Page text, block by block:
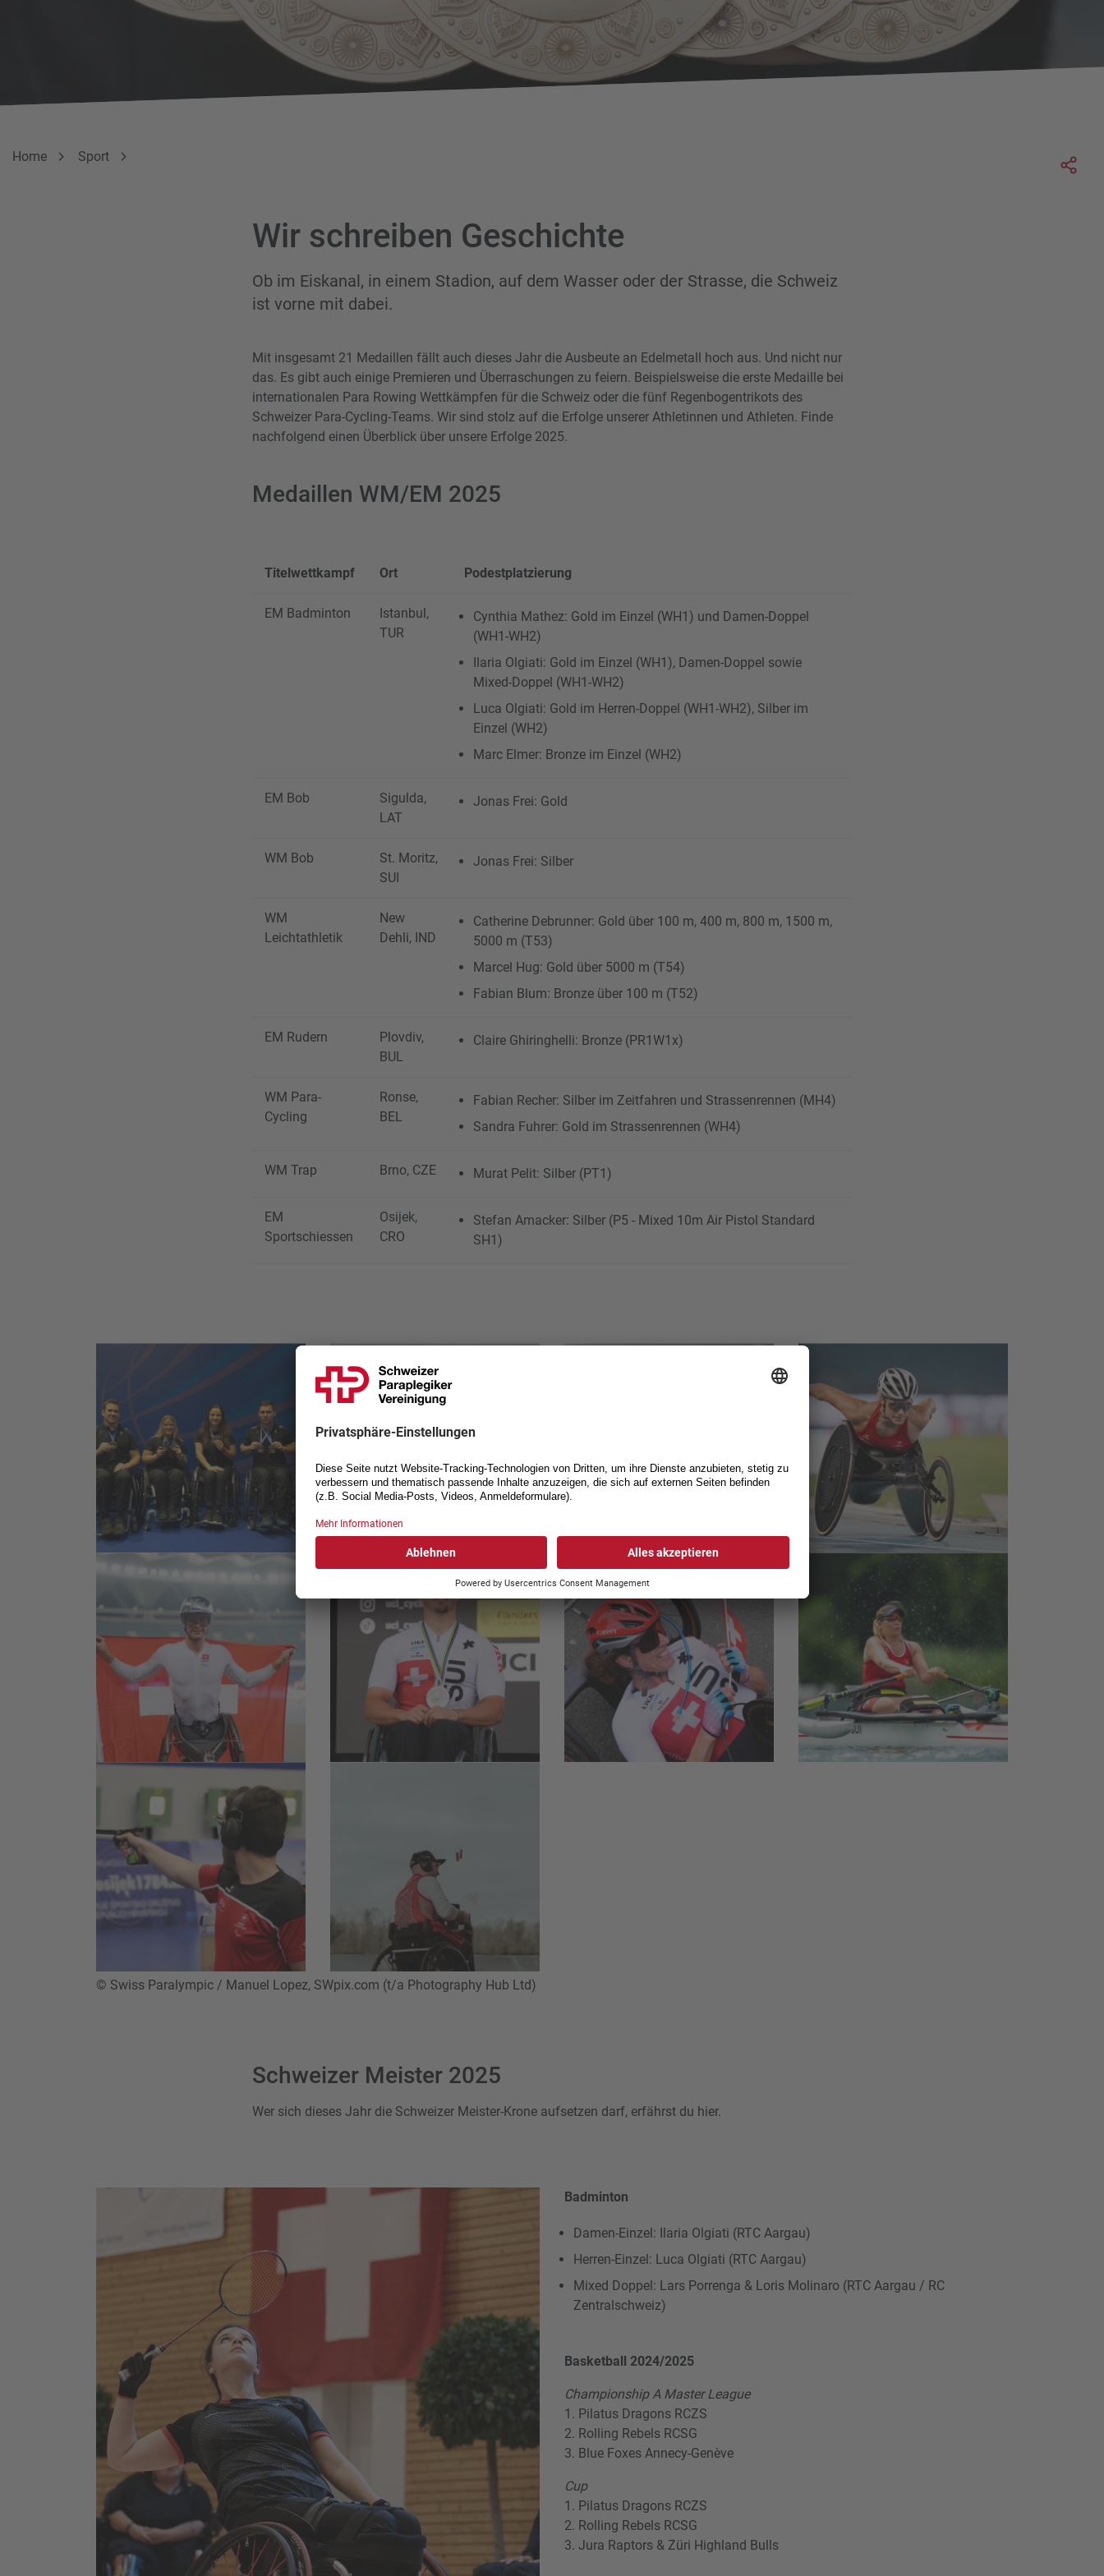
Breadcrumbnavigation
Sie befinden sich hier:
Home Sport
Wir schreiben Geschichte
Ob im Eiskanal, in einem Stadion, auf dem Wasser oder der Strasse, die Schweiz
ist vorne mit dabei.
Mit insgesamt 21 Medaillen fällt auch dieses Jahr die Ausbeute an Edelmetall hoch aus. Und nicht nur
das. Es gibt auch einige Premieren und Überraschungen zu feiern. Beispielsweise die erste Medaille bei
internationalen Para Rowing Wettkämpfen für die Schweiz oder die fünf Regenbogentrikots des
Schweizer Para-Cycling-Teams. Wir sind stolz auf die Erfolge unserer Athletinnen und Athleten. Finde
nachfolgend einen Überblick über unsere Erfolge 2025.
Medaillen WM/EM 2025
Titelwettkampf Ort Podestplatzierung
EM Badminton
Istanbul,
TUR
Cynthia Mathez: Gold im Einzel (WH1) und Damen-Doppel
(WH1-WH2)
Ilaria Olgiati: Gold im Einzel (WH1), Damen-Doppel sowie
Mixed-Doppel (WH1-WH2)
Luca Olgiati: Gold im Herren-Doppel (WH1-WH2), Silber im
Einzel (WH2)
Marc Elmer: Bronze im Einzel (WH2)
EM Bob
Sigulda,
LAT
Jonas Frei: Gold
WM Bob
St. Moritz,
SUI
Jonas Frei: Silber
WM
Leichtathletik
New
Dehli, IND
Catherine Debrunner: Gold über 100 m, 400 m, 800 m, 1500 m,
5000 m (T53)
Marcel Hug: Gold über 5000 m (T54)
Fabian Blum: Bronze über 100 m (T52)
EM Rudern
Plovdiv,
BUL
Claire Ghiringhelli: Bronze (PR1W1x)
WM Para-
Cycling
Ronse,
BEL
Fabian Recher: Silber im Zeitfahren und Strassenrennen (MH4)
Sandra Fuhrer: Gold im Strassenrennen (WH4)
WM Trap Brno, CZE Murat Pelit: Silber (PT1)
EM
Sportschiessen
Osijek,
CRO
Stefan Amacker: Silber (P5 - Mixed 10m Air Pistol Standard
SH1)
© Swiss Paralympic / Manuel Lopez, SWpix.com (t/a Photography Hub Ltd)
Schweizer Meister 2025
Wer sich dieses Jahr die Schweizer Meister-Krone aufsetzen darf, erfährst du hier.
Badminton
Damen-Einzel: Ilaria Olgiati (RTC Aargau)
Herren-Einzel: Luca Olgiati (RTC Aargau)
Mixed Doppel: Lars Porrenga & Loris Molinaro (RTC Aargau / RC
Zentralschweiz)
Basketball 2024/2025
Championship A Master League
1. Pilatus Dragons RCZS
2. Rolling Rebels RCSG
3. Blue Foxes Annecy-Genève
Cup
1. Pilatus Dragons RCZS
2. Rolling Rebels RCSG
3. Jura Raptors & Züri Highland Bulls